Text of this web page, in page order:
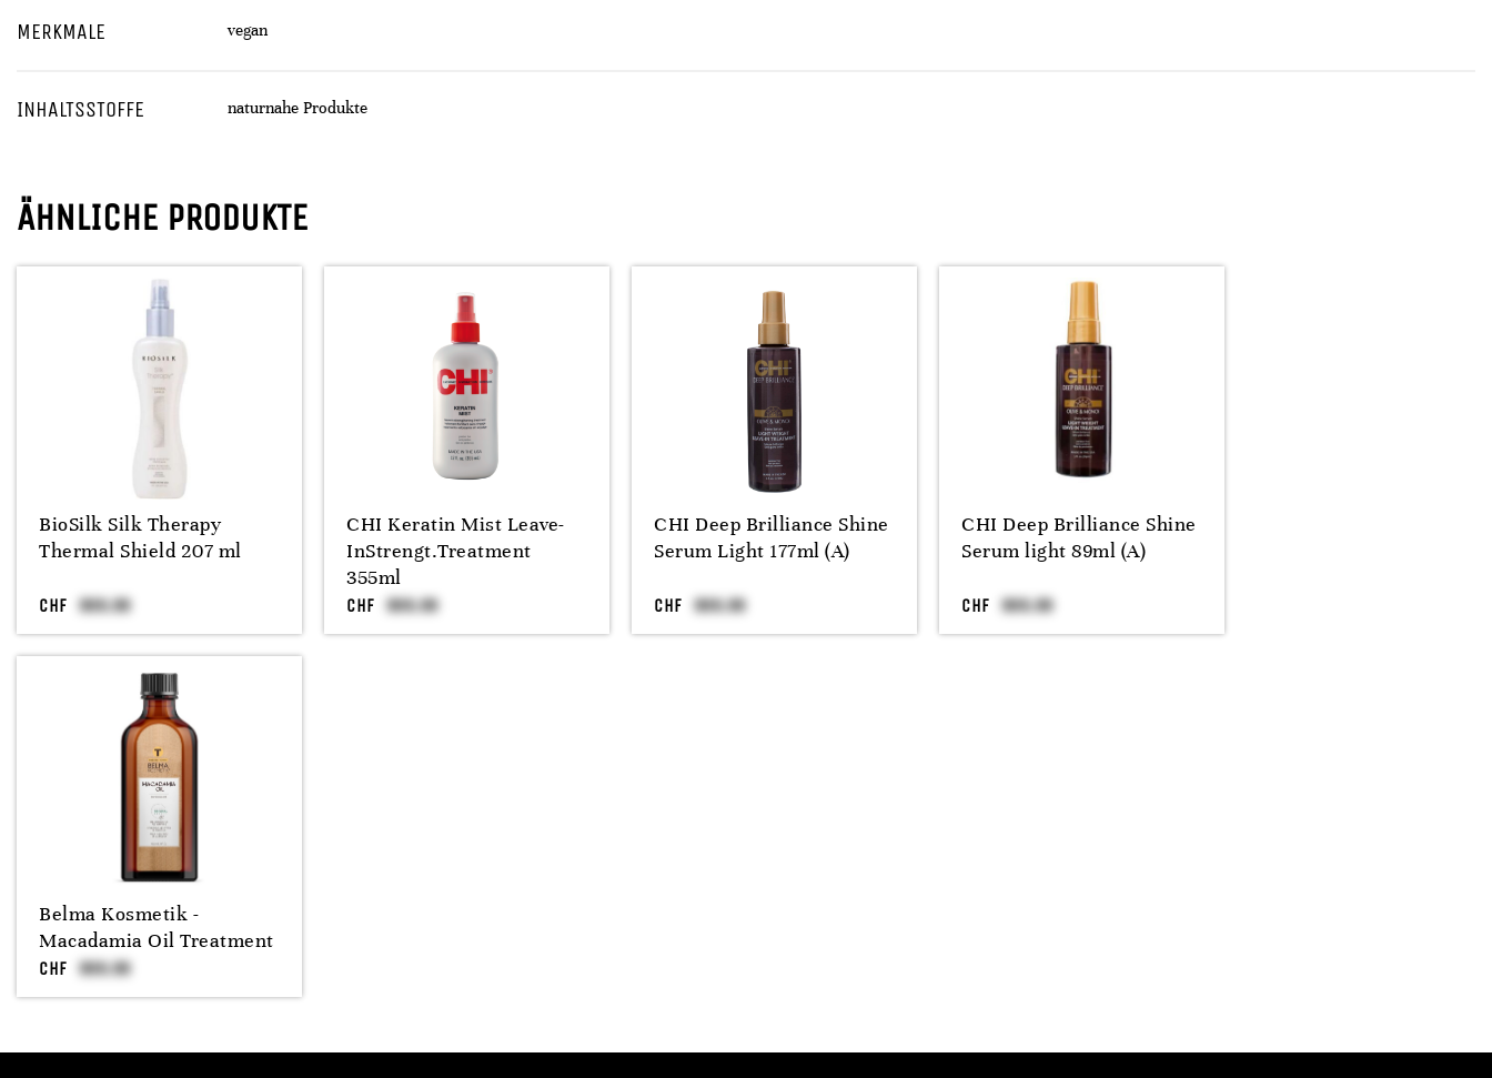
MERKMALE vegan
INHALTSSTOFFE naturnahe Produkte
ÄHNLICHE PRODUKTE
BioSilk Silk Therapy
Thermal Shield 207 ml
CHF
CHI Keratin Mist Leave-
InStrengt.Treatment
355ml
CHF
CHI Deep Brilliance Shine
Serum Light 177ml (A)
CHF
CHI Deep Brilliance Shine
Serum light 89ml (A)
CHF
Belma Kosmetik -
Macadamia Oil Treatment
CHF